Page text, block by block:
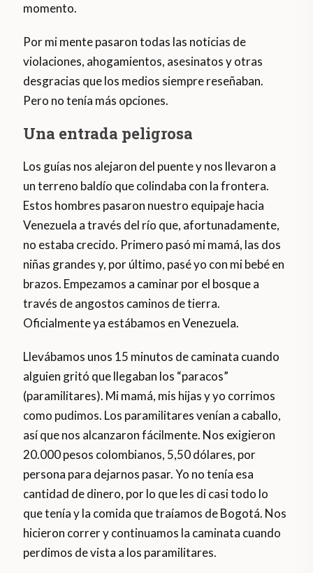
momento.
Por mi mente pasaron todas las noticias de
violaciones, ahogamientos, asesinatos y otras
desgracias que los medios siempre reseñaban.
Pero no tenía más opciones.
Una entrada peligrosa
Los guías nos alejaron del puente y nos llevaron a
un terreno baldío que colindaba con la frontera.
Estos hombres pasaron nuestro equipaje hacia
Venezuela a través del río que, afortunadamente,
no estaba crecido. Primero pasó mi mamá, las dos
niñas grandes y, por último, pasé yo con mi bebé en
brazos. Empezamos a caminar por el bosque a
través de angostos caminos de tierra.
Oficialmente ya estábamos en Venezuela.
Llevábamos unos 15 minutos de caminata cuando
alguien gritó que llegaban los “paracos”
(paramilitares). Mi mamá, mis hijas y yo corrimos
como pudimos. Los paramilitares venían a caballo,
así que nos alcanzaron fácilmente. Nos exigieron
20.000 pesos colombianos, 5,50 dólares, por
persona para dejarnos pasar. Yo no tenía esa
cantidad de dinero, por lo que les di casi todo lo
que tenía y la comida que traíamos de Bogotá. Nos
hicieron correr y continuamos la caminata cuando
perdimos de vista a los paramilitares.